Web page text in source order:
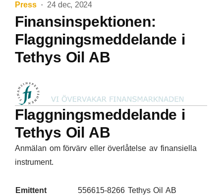
Press 24 dec, 2024
Finansinspektionen:
Flaggningsmeddelande i
Tethys Oil AB
Flaggningsmeddelande i
Tethys Oil AB
Anmälan om förvärv eller överlåtelse av finansiella
instrument.
Emittent
556615-8266 Tethys Oil AB